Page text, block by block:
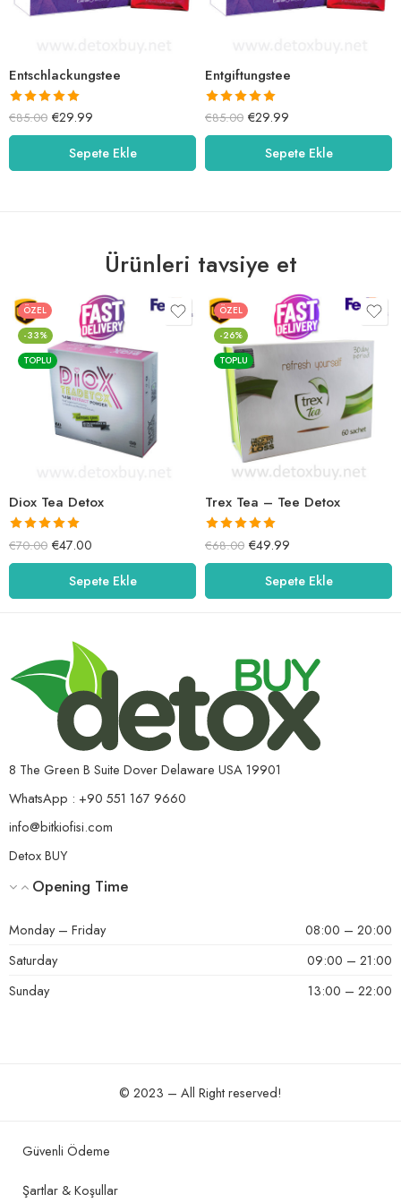
Entschlackungstee
5 üzerinden
5.00oy aldı
€85.00 €29.99
Sepete Ekle
Entgiftungstee
5 üzerinden
5.00oy aldı
€85.00 €29.99
Sepete Ekle
Ürünleri tavsiye et
ÖZEL
-33%
TOPLU
Diox Tea Detox
5 üzerinden
5.00oy aldı
€70.00 €47.00
Sepete Ekle
ÖZEL
-26%
TOPLU
Trex Tea – Tee Detox
5 üzerinden
5.00oy aldı
€68.00 €49.99
Sepete Ekle
8 The Green B Suite Dover Delaware USA 19901
WhatsApp : +90 551 167 9660
info@bitkiofisi.com
Detox BUY
Opening Time
Monday – Friday
08:00 – 20:00
Saturday
09:00 – 21:00
Sunday
13:00 – 22:00
© 2023 – All Right reserved!
Güvenli Ödeme
Şartlar & Koşullar